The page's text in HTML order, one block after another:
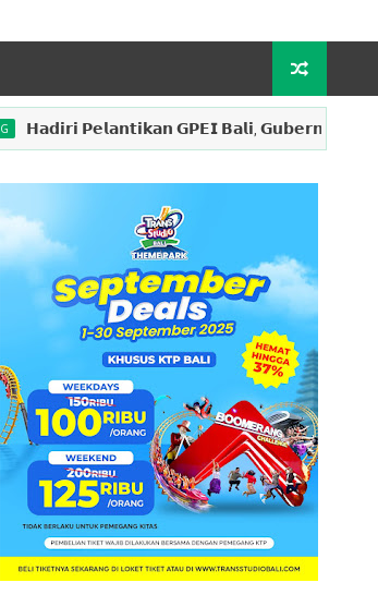
𝗣𝗲𝗹𝗮𝗻𝘁𝗶𝗸𝗮𝗻 𝗚𝗣𝗘𝗜 𝗕𝗮𝗹𝗶, 𝗚𝘂𝗯𝗲𝗿𝗻𝘂𝗿 𝗞𝗼𝘀𝘁𝗲𝗿